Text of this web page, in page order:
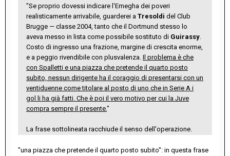
"Se proprio dovessi indicare l'Emegha dei poveri
realisticamente arrivabile, guarderei a Tresoldi del Club
Brugge — classe 2004, tanto che il Dortmund stesso lo
aveva messo in lista come possibile sostituto di Guirassy
Costo di ingresso una frazione, margine di crescita enorme,
e a peggio rivendibile con plusvalenza. Il problema è che
con Spalletti e una piazza che pretende il quarto posto
subito, nessun dirigente ha il coraggio di presentarsi con un
ventiduenne come titolare al posto di uno che in Serie A i
gol li ha già fatti. Che è poi il vero motivo per cui la Juve
compra sempre il presente."
La frase sottolineata racchiude il senso dell'operazione.
"una piazza che pretende il quarto posto subito": in questa frase